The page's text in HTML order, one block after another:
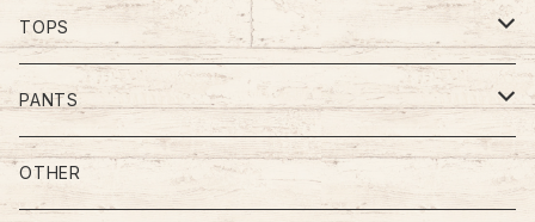
TOPS
Tee
S/L Tee
Polo Shirt
PANTS
Jeans/Denim
OTHER